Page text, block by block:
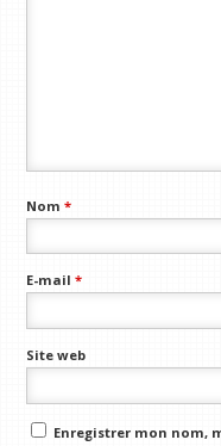
Nom*
E-mail*
Site web
Enregistrer mon nom,